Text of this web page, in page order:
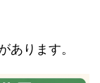
あります。